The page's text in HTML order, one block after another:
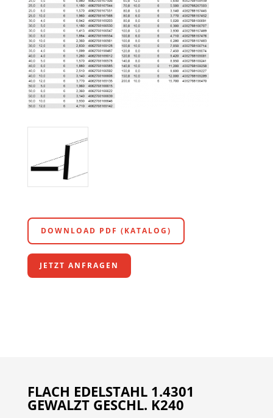
DOWNLOAD PDF (KATALOG)
JETZT ANFRAGEN
FLACH EDELSTAHL 1.4301
GEWALZT GESCHL. K240